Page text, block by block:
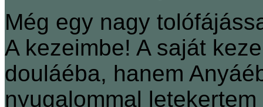
Még egy nagy
A kezeimbe! A saját
douláéba, hanem
nyugalommal